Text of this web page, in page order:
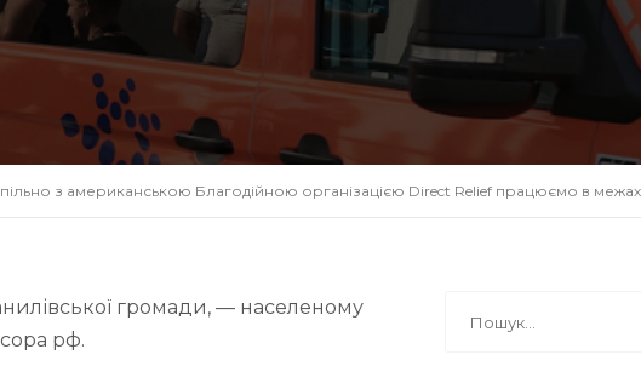
з американською Благодійною організацією Direct Relief працюємо в
громади, — населеному
рф.